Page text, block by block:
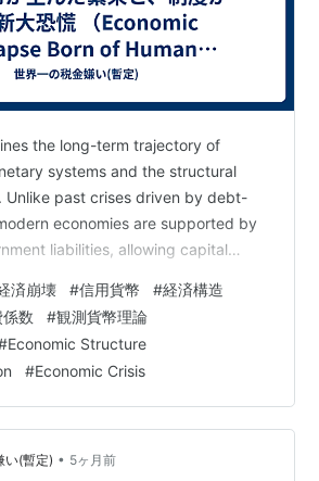
the long-term trajectory of
systems and the structural
Unlike past crises driven by debt-
economies are supported by
liabilities, allowing capital
済崩壊 #信用貨幣 #経済構造
数 #観測貨幣理論
Economic Structure
#Economic Crisis
い(暫定) • 5ヶ月前